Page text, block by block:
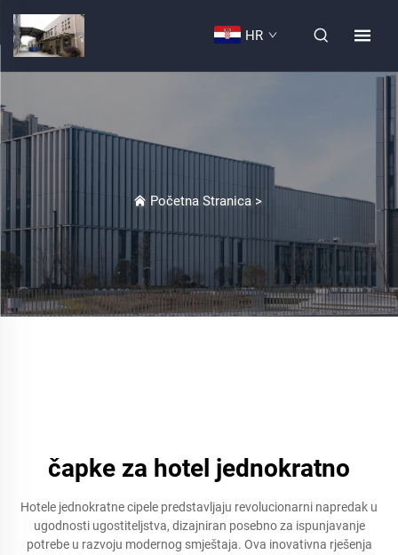
HR
Početna Stranica>
čapke za hotel jednokratno
Hotele jednokratne cipele predstavljaju revolucionarni napredak u
ugodnosti ugostiteljstva, dizajniran posebno za ispunjavanje
potrebe u razvoju modernog smještaja. Ova inovativna rješenja